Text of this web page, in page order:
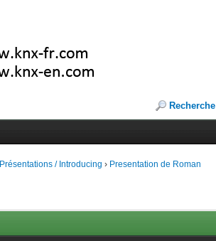
Recherche
Présentations / Introducing › Presentation de Roman